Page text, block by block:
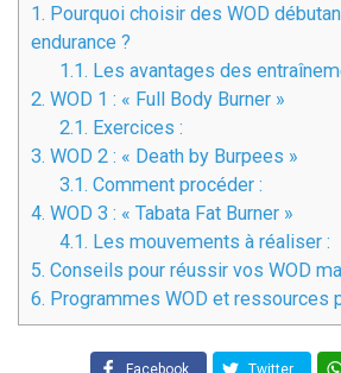
1. Pourquoi choisir des WOD
endurance ?
1.1. Les avantages des
2. WOD 1 : « Full Body Burner »
2.1. Exercices :
3. WOD 2 : « Death by Burpees »
3.1. Comment procéder :
4. WOD 3 : « Tabata Fat Burner »
4.1. Les mouvements à réaliser :
5. Conseils pour réussir vos WOD
6. Programmes WOD et ressources